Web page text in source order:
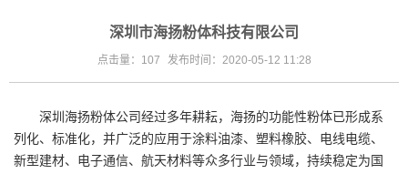
深圳市海扬粉体科技有限公司
点击量：107 发布时间：2020-05-12 11:28
深圳海扬粉体公司经过多年耕耘，海扬的功能性粉体已形成系
列化、标准化，并广泛的应用于涂料油漆、塑料橡胶、电线电缆、
新型建材、电子通信、航天材料等众多行业与领域，持续稳定为国